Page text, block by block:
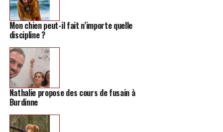
Mon chien peut-il fait n’importe quelle
discipline ?
Nathalie propose des cours de fusain à
Burdinne